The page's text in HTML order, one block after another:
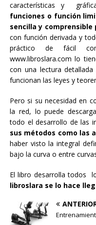
características y
funciones o función
sencilla y comprensible
con función derivada y
práctico de fácil
www.libroslara.com lo
con una lectura
funcionan las leyes y
Pero si su necesidad en
la red, lo puede
todo el desarrollo de las
sus métodos como las
haber visto la integral
bajo la curva o entre
El libro desarrolla todos
libroslara se lo hace